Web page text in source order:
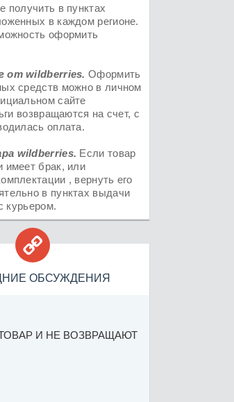
получить в пунктах
в каждом регионе.
оформить
отwildberries. Оформить
средств можно в личном
сайте
возвращаются на счет, с
оплата.
wildberries. Если товар
имеет брак, или
, вернуть его
в пунктах выдачи
курьером.

ОБСУЖДЕНИЯ
И НЕ ВОЗВРАЩАЮТ